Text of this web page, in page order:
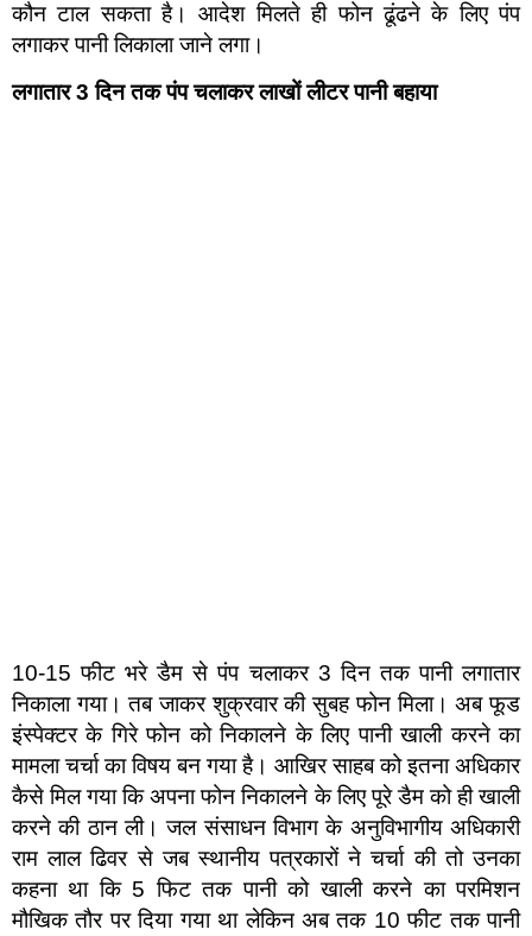
कौन टाल सकता है। आदेश मिलते ही फोन ढूंढने के लिए पंप
लगाकर पानी लिकाला जाने लगा।
लगातार3दिन तक पंप चलाकर लाखों लीटर पानी बहाया
10-15 फीट भरे डैम से पंप चलाकर 3 दिन तक पानी लगातार
निकाला गया। तब जाकर शुक्रवार की सुबह फोन मिला। अब फूड
इंस्पेक्टर के गिरे फोन को निकालने के लिए पानी खाली करने का
मामला चर्चा का विषय बन गया है। आखिर साहब को इतना अधिकार
कैसे मिल गया कि अपना फोन निकालने के लिए पूरे डैम को ही खाली
करने की ठान ली। जल संसाधन विभाग के अनुविभागीय अधिकारी
राम लाल ढिवर से जब स्थानीय पत्रकारों ने चर्चा की तो उनका
कहना था कि 5 फिट तक पानी को खाली करने का परमिशन
मौखिक तौर पर दिया गया था लेकिन अब तक 10 फीट तक पानी